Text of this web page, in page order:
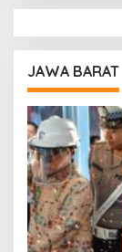
JAWA BARAT